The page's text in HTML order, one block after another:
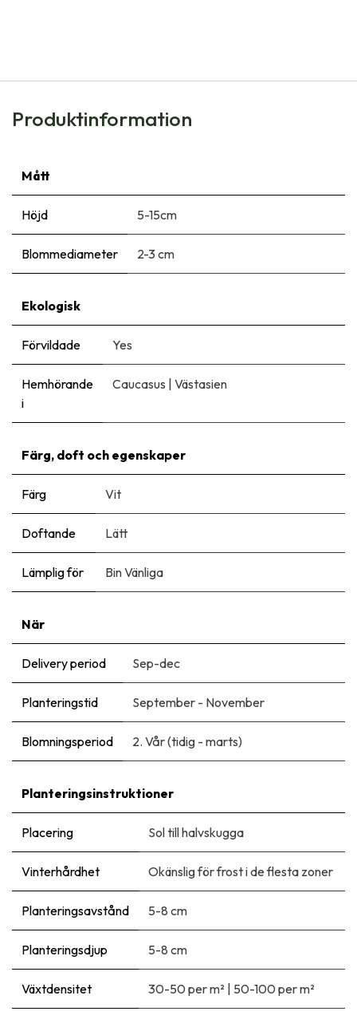
Produktinformation
Mått
Höjd 5-15cm
Blommediameter 2-3 cm
Ekologisk
Förvildade Yes
Hemhörande
i
Caucasus | Västasien
Färg, doft och egenskaper
Färg Vit
Doftande Lätt
Lämplig för Bin Vänliga
När
Delivery period Sep-dec
Planteringstid September - November
Blomningsperiod 2. Vår (tidig - marts)
Planteringsinstruktioner
Placering Sol till halvskugga
Vinterhårdhet Okänslig för frost i de flesta zoner
Planteringsavstånd 5-8 cm
Planteringsdjup 5-8 cm
Växtdensitet 30-50 per m² | 50-100 per m²